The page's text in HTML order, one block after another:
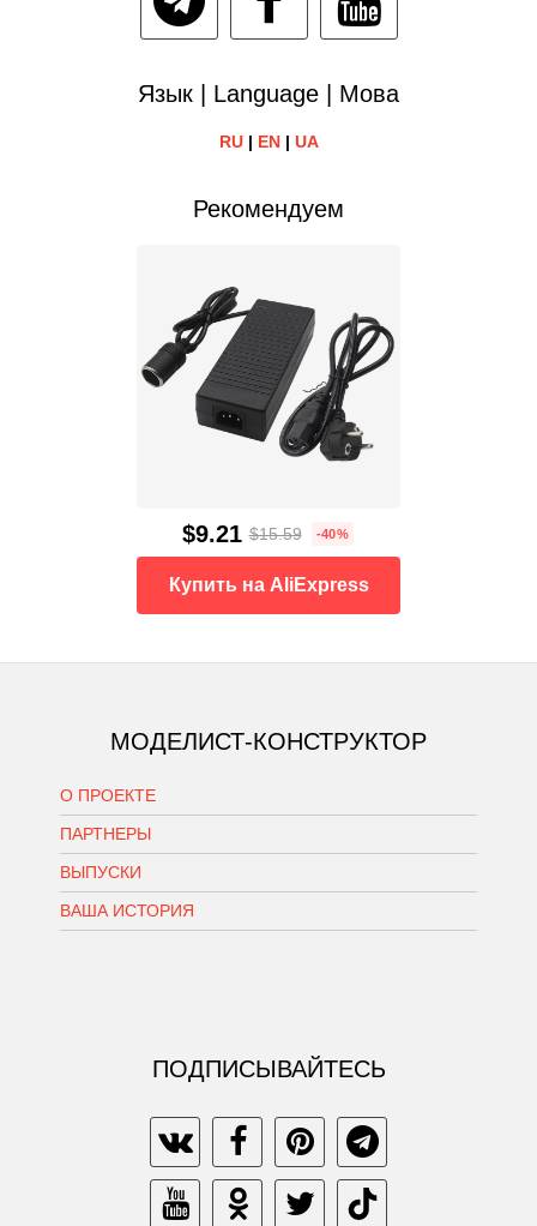
Язык | Language | Мова
RU| EN| UA
Рекомендуем
$9.21 $15.59 -40%
Купить на AliExpress
МОДЕЛИСТ-КОНСТРУКТОР
О ПРОЕКТЕ
ПАРТНЕРЫ
ВЫПУСКИ
ВАША ИСТОРИЯ
ПОДПИСЫВАЙТЕСЬ